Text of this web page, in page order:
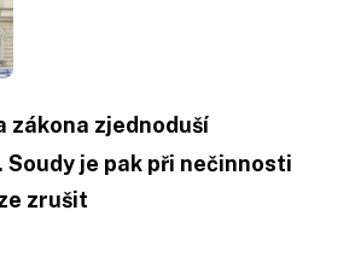
zákona zjednoduší
je pak při nečinnosti
zrušit